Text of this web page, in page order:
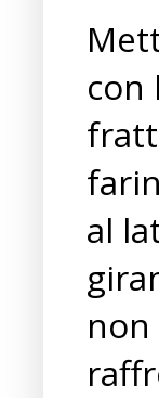
con
al